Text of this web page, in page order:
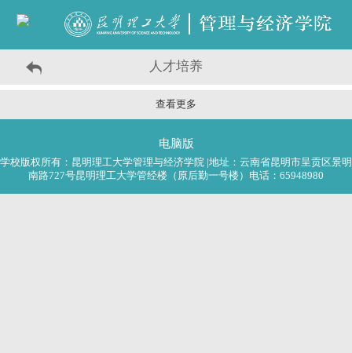
人才培养
查看更多
电脑版
学校版权所有：昆明理工大学管理与经济学院 |地址：云南省昆明市呈贡区景明
南路727号昆明理工大学管经楼（原后勤一号楼）电话：65948980